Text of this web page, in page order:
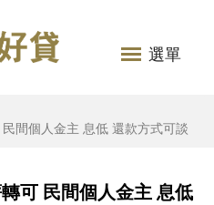
選單
間個人金主 息低 還款方式可談
可 民間個人金主 息低